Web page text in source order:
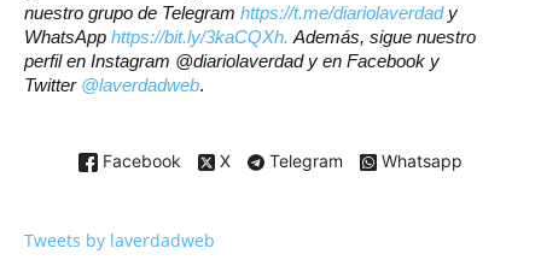
nuestro grupo de Telegram https://t.me/diariolaverdady
WhatsApp https://bit.ly/3kaCQXh. Además, sigue nuestro
perfil en Instagram @diariolaverdad y en Facebook y
Twitter @laverdadweb.
Facebook X Telegram Whatsapp
Tweets by laverdadweb